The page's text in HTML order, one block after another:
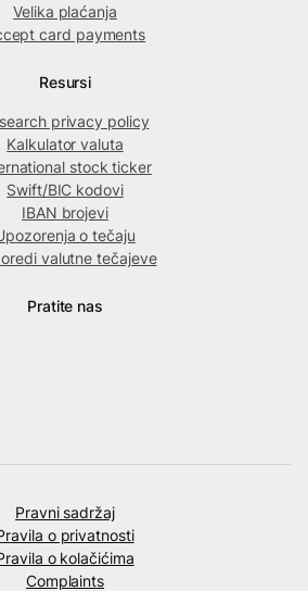
Velika plaćanja
card payments
Resursi
privacy policy
Kalkulator valuta
stock ticker
Swift/BIC kodovi
IBAN brojevi
o tečaju
valutne tečajeve
Pratite nas
Pravni sadržaj
o privatnosti
o kolačićima
Complaints